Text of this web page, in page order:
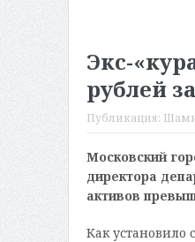
Экс-
рублей
Публикация:
Московский
директора
активов
Как установило